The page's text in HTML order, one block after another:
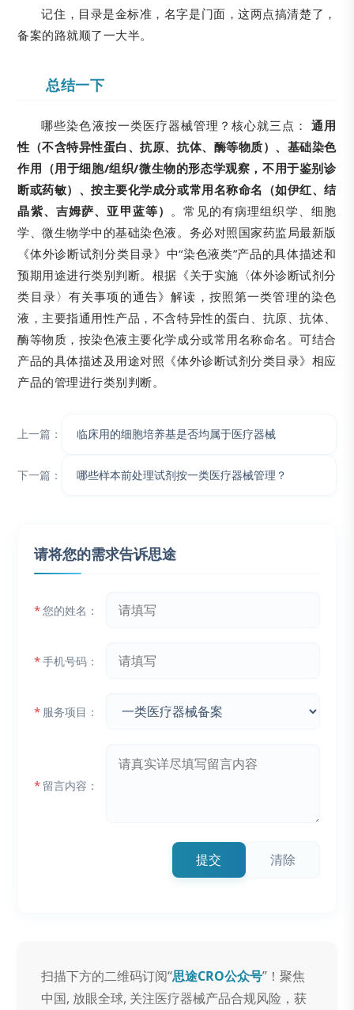
记住，目录是金标准，名字是门面，这两点搞清楚了，
备案的路就顺了一大半。
总结一下
哪些染色液按一类医疗器械管理？核心就三点：通用
性（不含特异性蛋白、抗原、抗体、酶等物质）、基础染色
作用（用于细胞/组织/微生物的形态学观察，不用于鉴别诊
断或药敏）、按主要化学成分或常用名称命名（如伊红、结
晶紫、吉姆萨、亚甲蓝等） 。常见的有病理组织学、细胞
学、微生物学中的基础染色液。务必对照国家药监局最新版
《体外诊断试剂分类目录》中“染色液类”产品的具体描述和
预期用途进行类别判断。根据《关于实施〈体外诊断试剂分
类目录〉有关事项的通告》解读，按照第一类管理的染色
液，主要指通用性产品，不含特异性的蛋白、抗原、抗体、
酶等物质，按染色液主要化学成分或常用名称命名。可结合
产品的具体描述及用途对照《体外诊断试剂分类目录》相应
产品的管理进行类别判断。
上一篇： 临床用的细胞培养基是否均属于医疗器械
下一篇： 哪些样本前处理试剂按一类医疗器械管理？
请将您的需求告诉思途
*您的姓名：
*手机号码：
* 服务项目：
* 留言内容：
提交 清除
扫描下方的二维码订阅“思途CRO公众号”！聚焦
中国, 放眼全球, 关注医疗器械产品合规风险，获